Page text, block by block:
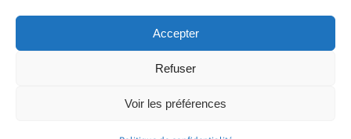
Accepter
Refuser
Voir les préférences
Copyright © 2023 TOUT AFRICA | Made by